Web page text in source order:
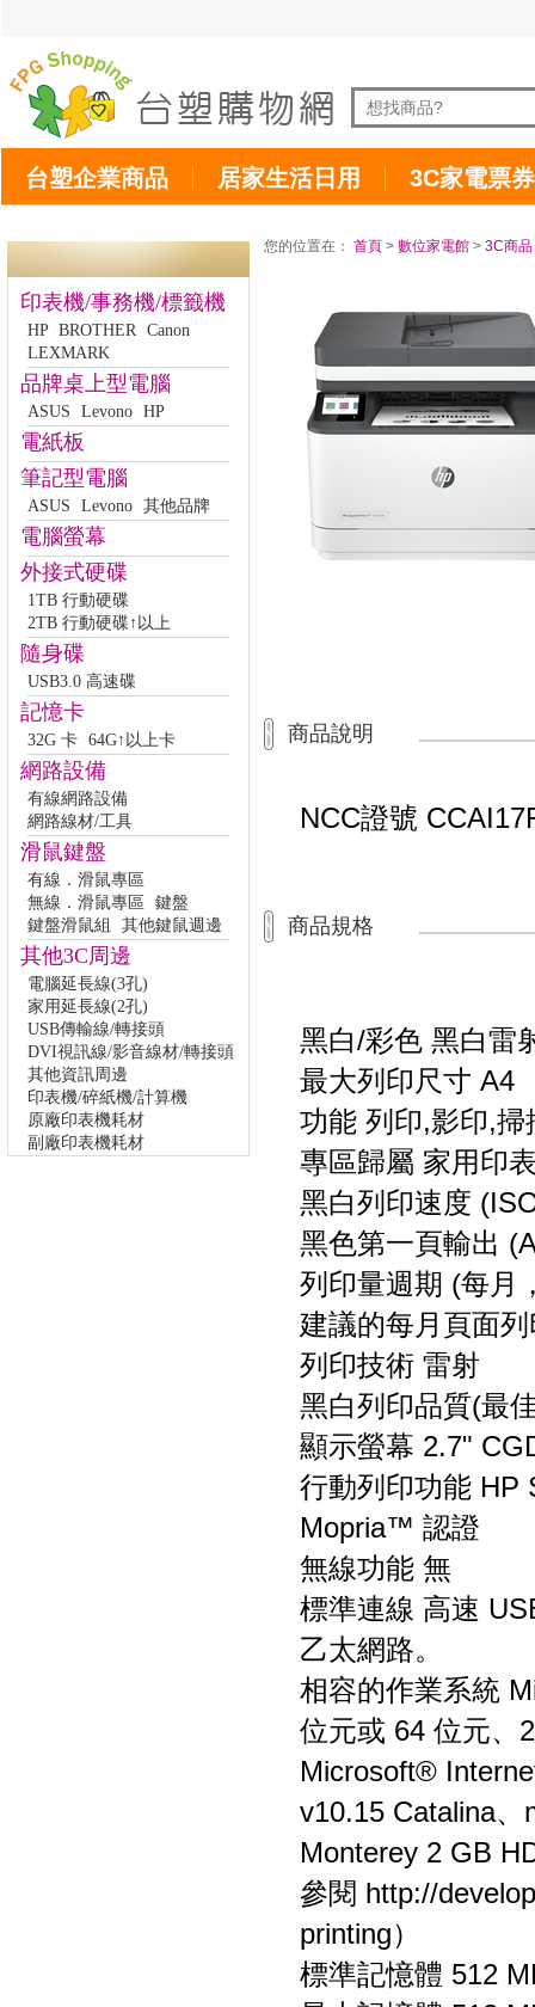
台塑企業商品 居家生活日用 3C家電票券
印表機/事務機/標籤機
HP BROTHER Canon
LEXMARK
品牌桌上型電腦
ASUS Levono HP
電紙板
筆記型電腦
ASUS Levono 其他品牌
電腦螢幕
外接式硬碟
1TB 行動硬碟
2TB 行動硬碟↑以上
隨身碟
USB3.0 高速碟
記憶卡
32G 卡 64G↑以上卡
網路設備
有線網路設備
網路線材/工具
滑鼠鍵盤
有線．滑鼠專區
無線．滑鼠專區
鍵盤
鍵盤滑鼠組
其他鍵鼠週邊
其他3C周邊
電腦延長線(3孔)
家用延長線(2孔)
USB傳輸線/轉接頭
DVI視訊線/影音線材/轉接頭
其他資訊周邊
印表機/碎紙機/計算機
原廠印表機耗材
副廠印表機耗材
您的位置在： 首頁 > 數位家電館 > 3C商品
商品說明
NCC證號
商品規格
黑白/彩色 黑白雷
最大列印尺寸 A4
功能 列印,影印,
專區歸屬 家用印
黑白列印速度
黑色第一頁輸出
列印量週期 (每月
建議的每月頁面
列印技術 雷射
黑白列印品質(最
顯示螢幕 2.7"
行動列印功能 HP
Mopria™ 認證
無線功能 無
標準連線 高速
乙太網路。
相容的作業系統
位元或 64 位元、
Microsoft®
v10.15 Catalina
Monterey 2 GB
參閱 http://
printing）
標準記憶體 512